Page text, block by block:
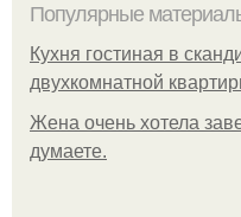
Популярные
Кухня гостиная в
двухкомнатной
Жена очень хотела
думаете.